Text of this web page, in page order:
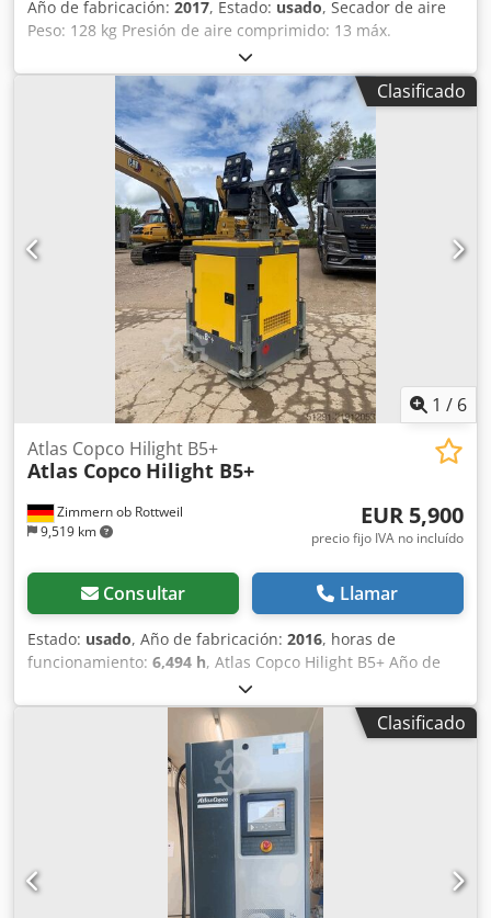
Año de fabricación: 2017, Estado: usado, Secador de aire
Peso: 128 kg Presión de aire comprimido: 13 máx.
Temperatura ambiente: 46 °C máx. Cedpfx Aaew Da Ene
Esrf
Clasificado
1 / 6
Zimmern ob Rottweil
9,519 km
Atlas Copco Hilight B5+
Atlas Copco Hilight B5+
EUR 5,900
precio fijo IVA no incluído
Consultar Llamar
Estado: usado, Año de fabricación: 2016, horas de
funcionamiento: 6,494 h, Atlas Copco Hilight B5+ Año de
fabricación: 2016 Crsdpfxsy R Atze Aa Eof Horas de
funcionamiento: 6.494 h Iluminación LED: 4 × 350 W
Cobertura de luz: hasta 5.000 m² Peso: 981 kg
Clasificado